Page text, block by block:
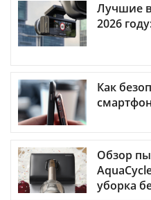
Лучшие
2026
Как
Обзор
уборка